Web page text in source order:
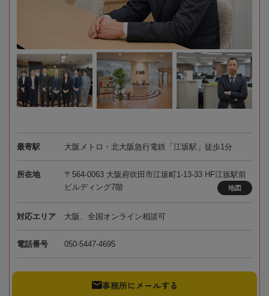
最寄駅 大阪メトロ・北大阪急行電鉄「江坂駅」徒歩1分
所在地
〒564-0063 大阪府吹田市江坂町1-13-33 HF江坂駅前
ビルディング7階
地図
対応エリア 大阪、全国オンライン相談可
電話番号 050-5447-4695
事務所にメールする